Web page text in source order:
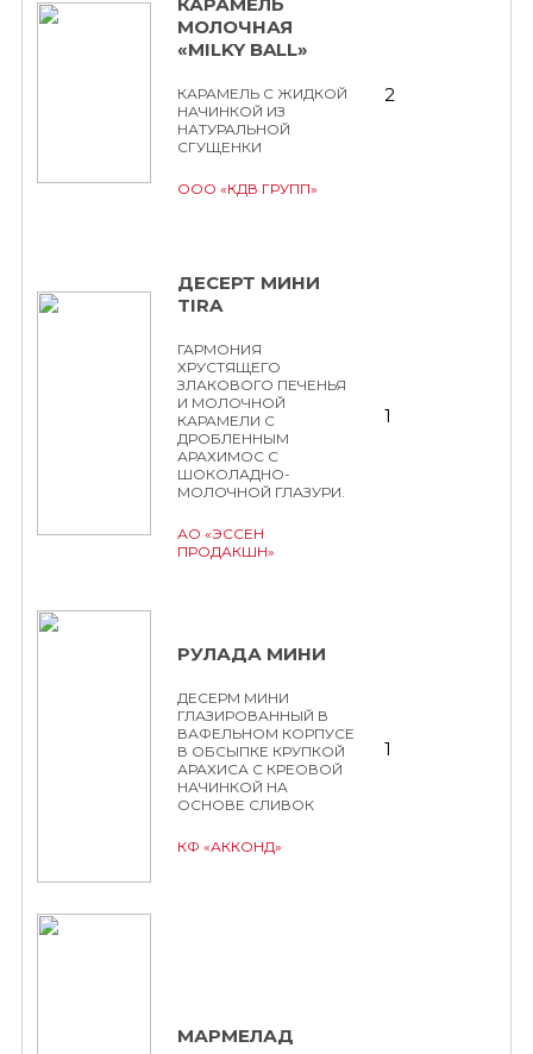
МОЛОЧНАЯ
«MILKY BALL»
КАРАМЕЛЬ С ЖИДКОЙ
НАЧИНКОЙ ИЗ
НАТУРАЛЬНОЙ
СГУЩЕНКИ
ООО «КДВ ГРУПП»
2
ДЕСЕРТ МИНИ
TIRA
ГАРМОНИЯ
ХРУСТЯЩЕГО
ЗЛАКОВОГО ПЕЧЕНЬЯ
И МОЛОЧНОЙ
КАРАМЕЛИ С
ДРОБЛЕННЫМ
АРАХИМОС С
ШОКОЛАДНО-
МОЛОЧНОЙ ГЛАЗУРИ.
АО «ЭССЕН
ПРОДАКШН»
1
РУЛАДА МИНИ
ДЕСЕРМ МИНИ
ГЛАЗИРОВАННЫЙ В
ВАФЕЛЬНОМ КОРПУСЕ
В ОБСЫПКЕ КРУПКОЙ
АРАХИСА С КРЕОВОЙ
НАЧИНКОЙ НА
ОСНОВЕ СЛИВОК
КФ «АККОНД»
1
МАРМЕЛАД